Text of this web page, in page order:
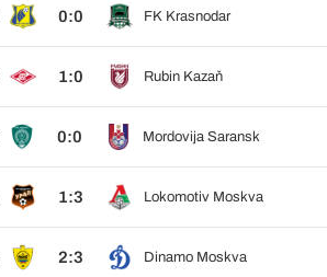
0:0 FK Krasnodar
1:0 Rubin Kazaň
0:0 Mordovija Saransk
1:3 Lokomotiv Moskva
2:3 Dinamo Moskva